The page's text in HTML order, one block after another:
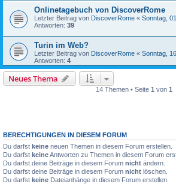
Onlinetagebuch von DiscoverRome
Letzter Beitrag von DiscoverRome « Sonntag,
Antworten: 39
Turin im Web?
Letzter Beitrag von DiscoverRome « Sonntag,
Antworten: 4
Neues Thema
14 Themen • Seite 1 von 1
BERECHTIGUNGEN IN DIESEM FORUM
Du darfst keine neuen Themen in diesem Forum erstellen.
Du darfst keineAntworten zu Themen in diesem Forum
Du darfst deine Beiträge in diesem Forum nicht ändern.
Du darfst deine Beiträge in diesem Forum nicht löschen.
Du darfst keine Dateianhänge in diesem Forum erstellen.